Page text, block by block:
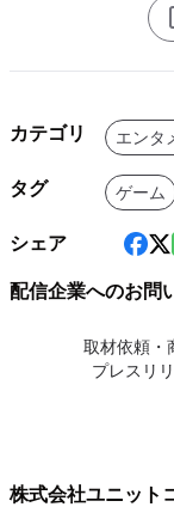
カテゴリ エンタ
タグ ゲーム
シェア
配信企業へのお問
取材依頼・
プレスリ
株式会社ユニット